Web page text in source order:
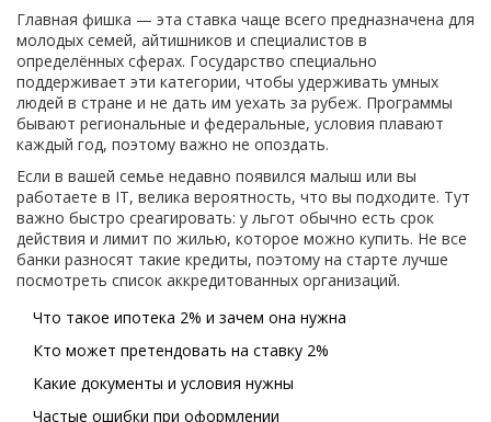
Главная фишка — эта ставка чаще всего предназначена для
молодых семей, айтишников и специалистов в
определённых сферах. Государство специально
поддерживает эти категории, чтобы удерживать умных
людей в стране и не дать им уехать за рубеж. Программы
бывают региональные и федеральные, условия плавают
каждый год, поэтому важно не опоздать.
Если в вашей семье недавно появился малыш или вы
работаете в IT, велика вероятность, что вы подходите. Тут
важно быстро среагировать: у льгот обычно есть срок
действия и лимит по жилью, которое можно купить. Не все
банки разносят такие кредиты, поэтому на старте лучше
посмотреть список аккредитованных организаций.
Что такое ипотека 2% и зачем она нужна
Кто может претендовать на ставку 2%
Какие документы и условия нужны
Частые ошибки при оформлении